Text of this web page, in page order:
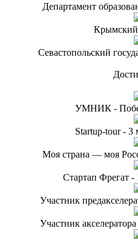
Департамент
Крымский
Севастопольский
УМНИК -
Startup-tour - 3
Моя страна — моя
Стартап Фрегат
Участник
Участник